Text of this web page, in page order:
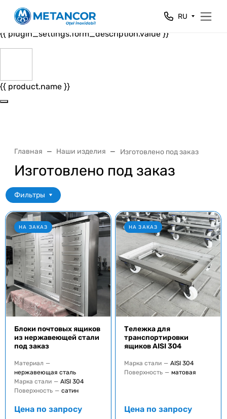
Close
{{ plugin_settings.form_header.value }}
{{ plugin_settings.form_description.value }}
{{ product.name }}
RU
Главная Наши изделия Изготовлено под заказ
Изготовлено под заказ
Фильтры
НА ЗАКАЗ
Блоки почтовых ящиков
из нержавеющей стали
под заказ
Материал —
нержавеющая сталь
Марка стали — AISI 304
Поверхность — сатин
Цена по запросу
НА ЗАКАЗ
Тележка для
транспортировки
ящиков AISI 304
Марка стали — AISI 304
Поверхность — матовая
Цена по запросу